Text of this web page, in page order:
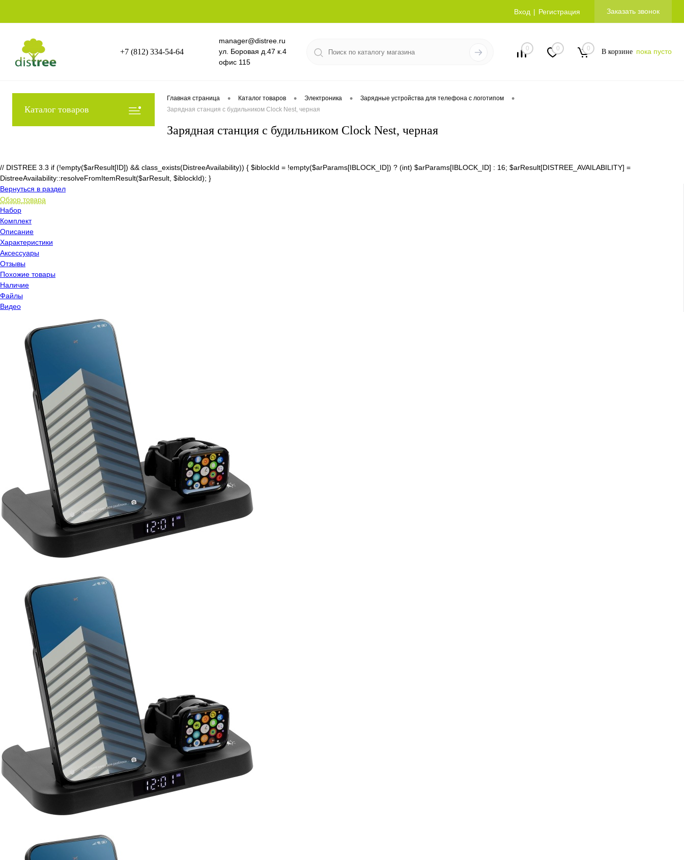
Вход Регистрация Заказать звонок
+7 (812) 334-54-64
manager@distree.ru
ул. Боровая д.47 к.4
офис 115
0 0 0 В корзине пока пусто
Каталог товаров
Главная страница • Каталог товаров • Электроника • Зарядные устройства для телефона с логотипом •
Зарядная станция с будильником Clock Nest, черная
Зарядная станция с будильником Clock Nest, черная
// DISTREE 3.3 if (!empty($arResult[ID]) && class_exists(DistreeAvailability)) { $iblockId = !empty($arParams[IBLOCK_ID]) ? (int) $arParams[IBLOCK_ID] : 16; $arResult[DISTREE_AVAILABILITY] =
DistreeAvailability::resolveFromItemResult($arResult, $iblockId); }
Вернуться в раздел
Обзор товара
Набор
Комплект
Описание
Характеристики
Аксессуары
Отзывы
Похожие товары
Наличие
Файлы
Видео